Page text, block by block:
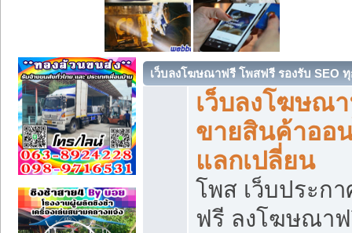
เว็บลงโฆษณาฟรี โพสฟรี รองรับ SEO
เว็บลงโฆษณ
ขายสินค้าออ
แลกเปลี่ยน
โพส เว็บประก
ฟรี ลงโฆษณา